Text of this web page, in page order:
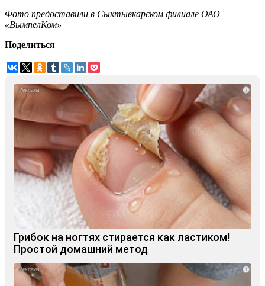
Фото предоставили в Сыктывкарском филиале ОАО
«ВымпелКом»
Поделиться
i
Грибок на ногтях стирается как ластиком!
Простой домашний метод
i